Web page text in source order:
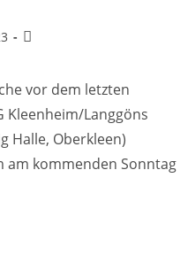
Beitrags-
vor dem letzten
Kleenheim/Langgöns
Halle, Oberkleen)
am kommenden Sonntag